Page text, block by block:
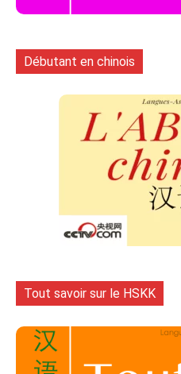
Débutant en chinois
Tout savoir sur le HSKK